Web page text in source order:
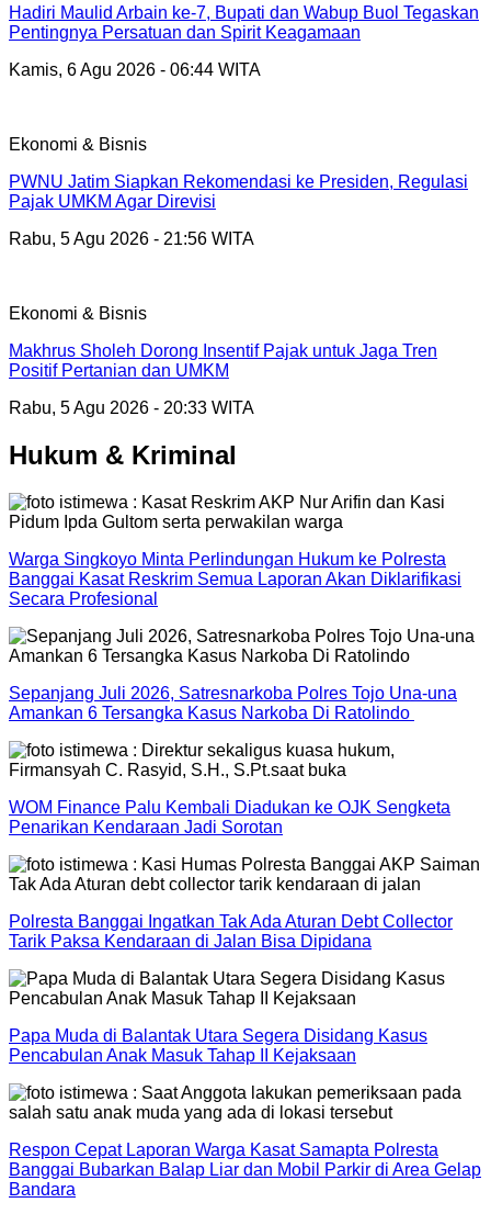
Hadiri Maulid Arbain ke-7, Bupati dan Wabup Buol Tegaskan
Pentingnya Persatuan dan Spirit Keagamaan
Kamis, 6 Agu 2026 - 06:44 WITA
Ekonomi & Bisnis
PWNU Jatim Siapkan Rekomendasi ke Presiden, Regulasi
Pajak UMKM Agar Direvisi
Rabu, 5 Agu 2026 - 21:56 WITA
Ekonomi & Bisnis
Makhrus Sholeh Dorong Insentif Pajak untuk Jaga Tren
Positif Pertanian dan UMKM
Rabu, 5 Agu 2026 - 20:33 WITA
Hukum & Kriminal
Warga Singkoyo Minta Perlindungan Hukum ke Polresta
Banggai Kasat Reskrim Semua Laporan Akan Diklarifikasi
Secara Profesional
Sepanjang Juli 2026, Satresnarkoba Polres Tojo Una-una
Amankan 6 Tersangka Kasus Narkoba Di Ratolindo
WOM Finance Palu Kembali Diadukan ke OJK Sengketa
Penarikan Kendaraan Jadi Sorotan
Polresta Banggai Ingatkan Tak Ada Aturan Debt Collector
Tarik Paksa Kendaraan di Jalan Bisa Dipidana
Papa Muda di Balantak Utara Segera Disidang Kasus
Pencabulan Anak Masuk Tahap II Kejaksaan
Respon Cepat Laporan Warga Kasat Samapta Polresta
Banggai Bubarkan Balap Liar dan Mobil Parkir di Area Gelap
Bandara